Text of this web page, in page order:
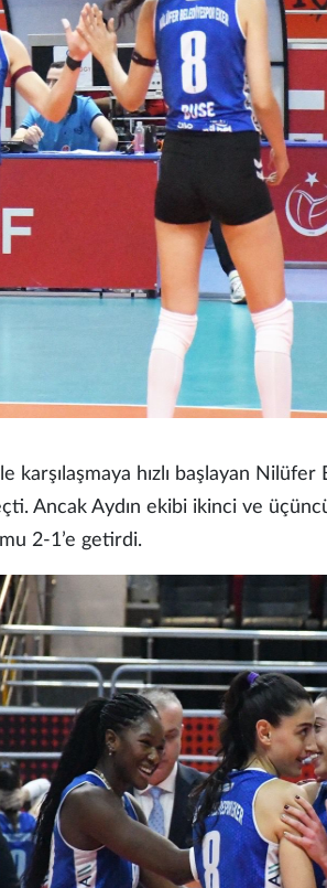
karşılaşmaya hızlı başlayan
Ancak Aydın ekibi ikinci ve
2-1’e getirdi.